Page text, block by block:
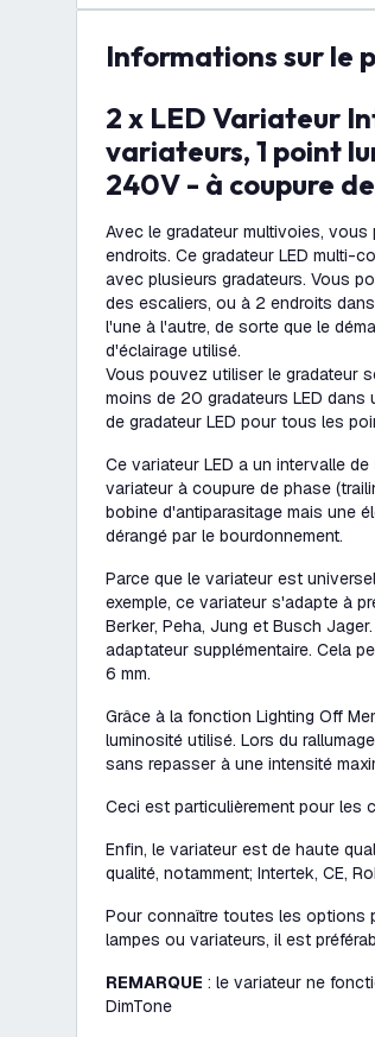
Informations sur le
2 x LED Variateur Interrupteur inverseur >2
variateurs, 1 point
240V - à coupure
Avec le gradateur multivoies,
endroits. Ce gradateur LED multi-
avec plusieurs gradateurs. Vous
des escaliers, ou à 2 endroits
l'une à l'autre, de sorte que le
d'éclairage utilisé.
Vous pouvez utiliser le gradateur
moins de 20 gradateurs LED
de gradateur LED pour tous les
Ce variateur LED a un intervalle
variateur à coupure de phase
bobine d'antiparasitage mais une
dérangé par le bourdonnement.
Parce que le variateur est
exemple, ce variateur s'adapte à
Berker, Peha, Jung et Busch
adaptateur supplémentaire. Cela
6 mm.
Grâce à la fonction Lighting Off
luminosité utilisé. Lors du
sans repasser à une intensité
Ceci est particulièrement pour les
Enfin, le variateur est de haute
qualité, notamment; Intertek, CE,
Pour connaître toutes les options
lampes ou variateurs, il est
REMARQUE : le variateur ne
DimTone